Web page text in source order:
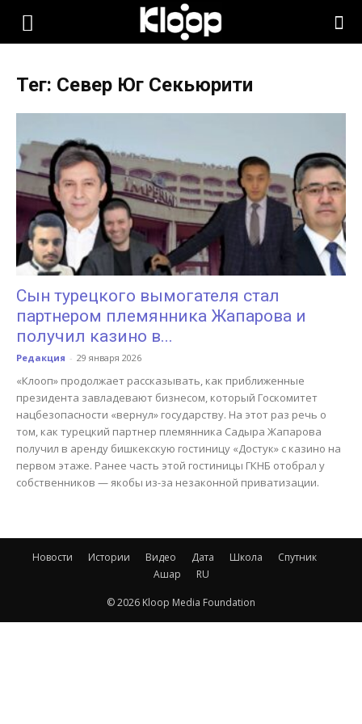
KLOOP.KG
Новости
Кыргызстана
Тег: Север Юг Секьюрити
Сын турецкого вымогателя стал
партнером племянника Жапарова и
получил казино в...
Редакция - 29 января 2026
«Клооп» продолжает рассказывать, как приближенные
президента завладевают бизнесом, который Госкомитет
нацбезопасности «вернул» государству. На этот раз речь о
том, как турецкий партнер племянника Садыра Жапарова
получил в аренду бишкекскую гостиницу «Достук» с казино на
первом этаже. Ранее часть этой гостиницы ГКНБ отобрал у
собственников — якобы из-за незаконной приватизации.
Новости Истории Видео Дата Школа
Спутник
Ашар
RU
© 2026 Kloop Media Foundation